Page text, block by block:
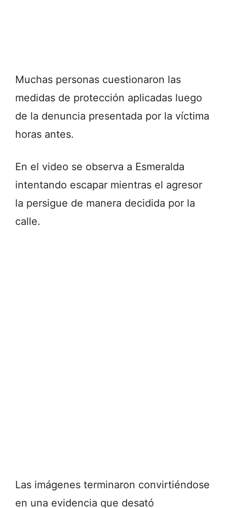
Muchas personas cuestionaron las
medidas de protección aplicadas luego
de la denuncia presentada por la víctima
horas antes.
En el video se observa a Esmeralda
intentando escapar mientras el agresor
la persigue de manera decidida por la
calle.
Las imágenes terminaron convirtiéndose
en una evidencia que desató